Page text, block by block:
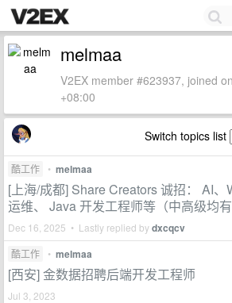
melmaa
V2EX member #623937, joined
+08:00
Switch topics list
酷工作 • melmaa
[上海/成都] Share Creators 诚招： AI、
运维、 Java 开发工程师等（中高级均
Dec 16, 2025 • Lastly replied bydxcqcv
酷工作 • melmaa
[西安] 金数据招聘后端开发工程师
Jul 3, 2023